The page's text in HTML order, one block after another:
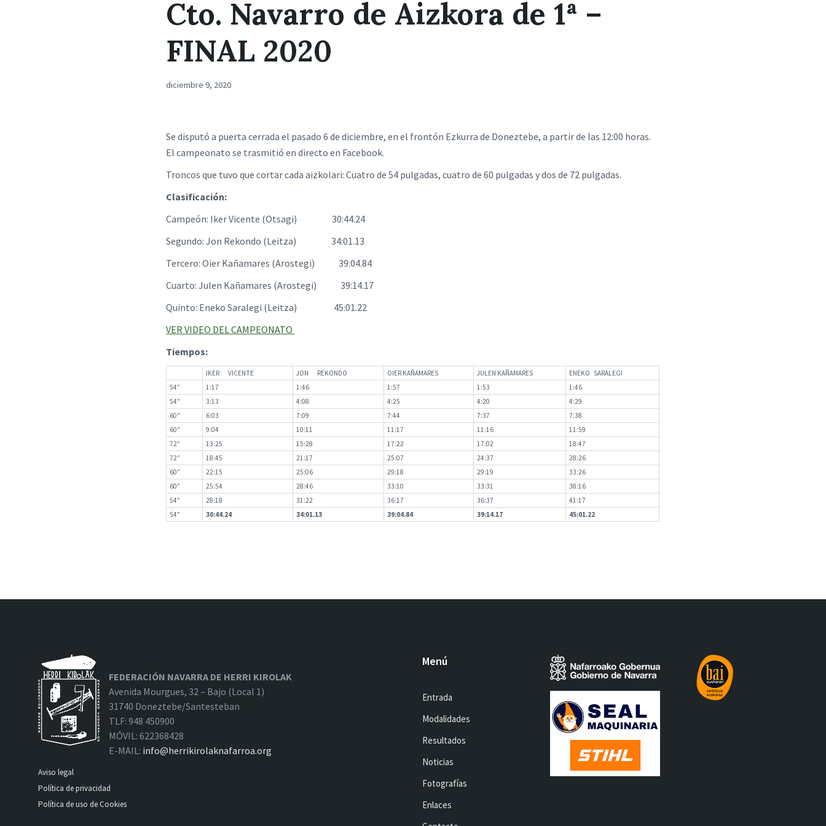
Cto. Navarro de Aizkora de 1ª –
FINAL 2020
diciembre 9, 2020
Se disputó a puerta cerrada el pasado 6 de diciembre, en el frontón Ezkurra de Doneztebe, a partir de las 12:00 horas.
El campeonato se trasmitió en directo en Facebook.
Troncos que tuvo que cortar cada aizkolari: Cuatro de 54 pulgadas, cuatro de 60 pulgadas y dos de 72 pulgadas.
Clasificación:
Campeón: Iker Vicente (Otsagi) 30:44.24
Segundo: Jon Rekondo (Leitza) 34:01.13
Tercero: Oier Kañamares (Arostegi) 39:04.84
Cuarto: Julen Kañamares (Arostegi) 39:14.17
Quinto: Eneko Saralegi (Leitza) 45:01.22
VER VIDEO DEL CAMPEONATO
Tiempos:
IKER VICENTE JON REKONDO OIER KAÑAMARES JULEN KAÑAMARES
ENEKO SARALEGI
54″
1:17 1:46 1:57 1:53
1:46
54″
3:13 4:08 4:25 4:20
4:29
60″
6:03 7:09 7:44 7:37
7:38
60″
9:04 10:11 11:17 11:16
11:59
72″
13:25 15:28 17:22 17:02
18:47
72″
18:45 21:17 25:07 24:37
28:26
60″
22:15 25:06 29:18 29:19
33:26
60″
25:54 28:46 33:10 33:31
38:16
54″
28:18 31:22 36:17 36:37
41:17
54″
30:44.24 34:01.13 39:04.84 39:14.17 45:01.22
FEDERACIÓN NAVARRA DE HERRI KIROLAK
Avenida Mourgues, 32 – Bajo (Local 1)
31740 Doneztebe/Santesteban
TLF: 948 450900
MÓVIL: 622368428
E-MAIL: info@herrikirolaknafarroa.org
Aviso legal
Política de privacidad
Política de uso de Cookies
Menú
Entrada
Modalidades
Resultados
Noticias
Fotografías
Enlaces